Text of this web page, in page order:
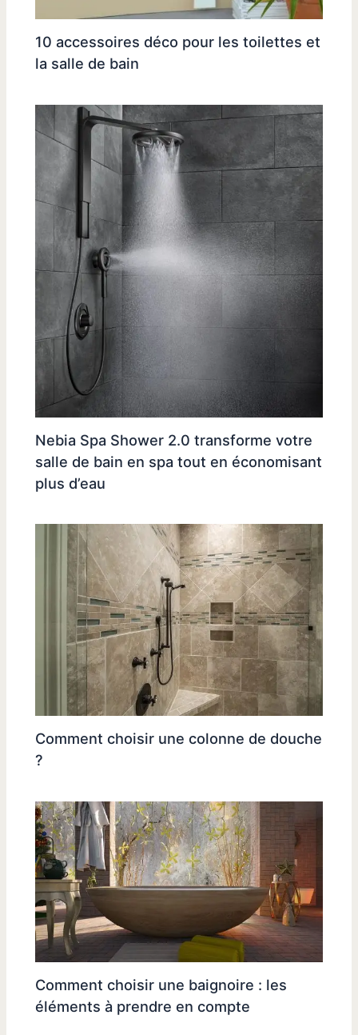
10 accessoires déco pour les toilettes et
la salle de bain
Nebia Spa Shower 2.0 transforme votre
salle de bain en spa tout en économisant
plus d’eau
Comment choisir une colonne de douche
?
Comment choisir une baignoire : les
éléments à prendre en compte